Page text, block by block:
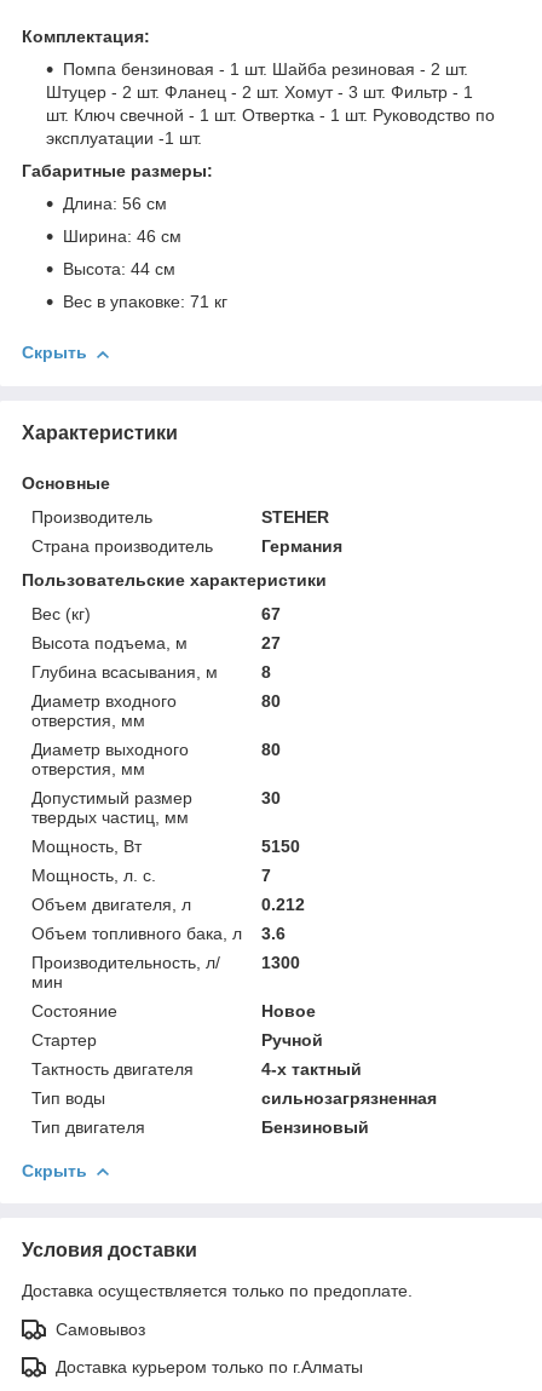
Комплектация:
Помпа бензиновая - 1 шт. Шайба резиновая - 2 шт.
Штуцер - 2 шт. Фланец - 2 шт. Хомут - 3 шт. Фильтр - 1
шт. Ключ свечной - 1 шт. Отвертка - 1 шт. Руководство по
эксплуатации -1 шт.
Габаритные размеры:
Длина: 56 см
Ширина: 46 см
Высота: 44 см
Вес в упаковке: 71 кг
Скрыть
Характеристики
Основные
Производитель
STEHER
Страна производитель
Германия
Пользовательские характеристики
Вес (кг)
67
Высота подъема, м
27
Глубина всасывания, м
8
Диаметр входного
отверстия, мм
80
Диаметр выходного
отверстия, мм
80
Допустимый размер
твердых частиц, мм
30
Мощность, Вт
5150
Мощность, л. с.
7
Объем двигателя, л
0.212
Объем топливного бака, л
3.6
Производительность, л/
мин
1300
Состояние
Новое
Стартер
Ручной
Тактность двигателя
4-х тактный
Тип воды
сильнозагрязненная
Тип двигателя
Бензиновый
Скрыть
Условия доставки
Доставка осуществляется только по предоплате.
Самовывоз
Доставка курьером только по г.Алматы